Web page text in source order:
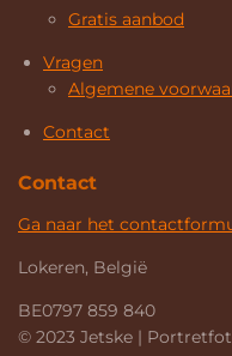
Gratis aanbod
Vragen
Algemene
Contact
Contact
Ga naar het
Lokeren, België
BE0797 859 840
© 2023 Jetske |